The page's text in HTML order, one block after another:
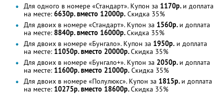
Для одного в номере «Стандарт». Купон за 1170р. и доплата
на месте: 6630р. вместо 12000р. Скидка 35%
Для двоих в номере «Стандарт». Купон за 1560р. и доплата
на месте: 8840р. вместо 16000р.Скидка 35%
Для двоих в номере «Бунгало». Купон за 1950р. и доплата
на месте: 11050р. вместо 20000р.Скидка 35%
Для двоих в номере «Бунгало+». Купон за 2050р. и доплата
на месте: 11600р. вместо 21000р. Скидка 35%
Для двоих в номере «Полулюкс». Купон за 1815р. и доплата
на месте: 10275р. вместо 18600р.Скидка 35%